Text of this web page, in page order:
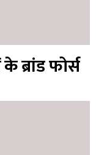
ब्रांड फोर्स